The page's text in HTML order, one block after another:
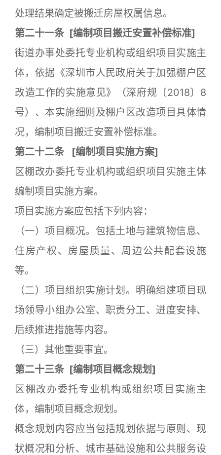
处理结果确定被搬迁房屋权属信息。
第二十一条 [编制项目搬迁安置补偿标准]
街道办事处委托专业机构或组织项目实施主
体，依据《深圳市人民政府关于加强棚户区
改造工作的实施意见》（深府规〔2018〕8
号）、本实施细则及棚户区改造项目具体情
况，编制项目搬迁安置补偿标准。
第二十二条
[编制项目实施方案]
区棚改办委托专业机构或组织项目实施主体
编制项目实施方案。
项目实施方案应包括下列内容：
（一）项目概况。包括土地与建筑物信息、
住房产权、房屋质量、周边公共配套设施
等。
（二）项目组织实施计划。明确组建项目现
场领导小组办公室、职责分工、进度安排、
后续推进措施等内容。
（三）其他重要事宜。
第二十三条 [编制项目概念规划]
区棚改办委托专业机构或组织项目实施主
体，编制项目概念规划。
概念规划内容应当包括规划依据与原则、现
状概况和分析、城市基础设施和公共服务设